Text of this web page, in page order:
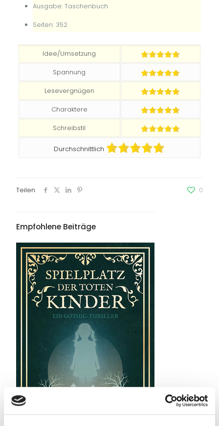
Ausgabe: Taschenbuch
Seiten: 352
Idee/Umsetzung
Spannung
Lesevergnügen
Charaktere
Schreibstil
Durchschnittlich
Teilen 0
Empfohlene Beiträge